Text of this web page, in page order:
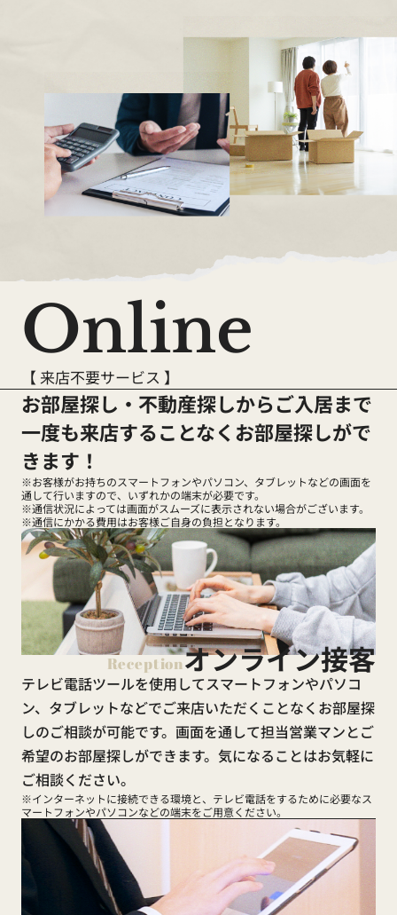
Online
【 来店不要サービス 】
お部屋探し・不動産探しからご入居まで
一度も来店することなくお部屋探しがで
きます！
※お客様がお持ちのスマートフォンやパソコン、タブレットなどの画面を
通して行いますので、いずれかの端末が必要です。
※通信状況によっては画面がスムーズに表示されない場合がございます。
※通信にかかる費用はお客様ご自身の負担となります。
Receptionオンライン接客
テレビ電話ツールを使用してスマートフォンやパソコ
ン、タブレットなどでご来店いただくことなくお部屋探
しのご相談が可能です。画面を通して担当営業マンとご
希望のお部屋探しができます。気になることはお気軽に
ご相談ください。
※インターネットに接続できる環境と、テレビ電話をするために必要なス
マートフォンやパソコンなどの端末をご用意ください。